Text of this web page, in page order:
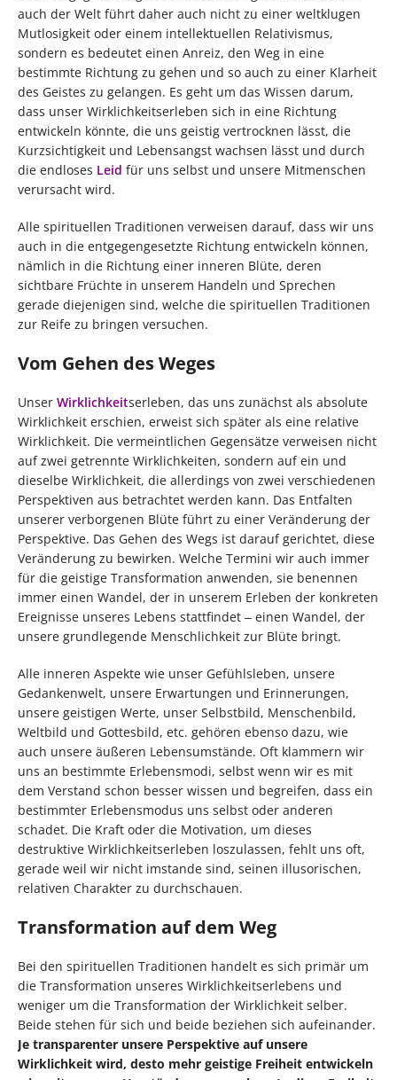
auch der Welt führt daher auch nicht zu einer weltklugen
Mutlosigkeit oder einem intellektuellen Relativismus,
sondern es bedeutet einen Anreiz, den Weg in eine
bestimmte Richtung zu gehen und so auch zu einer Klarheit
des Geistes zu gelangen. Es geht um das Wissen darum,
dass unser Wirklichkeitserleben sich in eine Richtung
entwickeln könnte, die uns geistig vertrocknen lässt, die
Kurzsichtigkeit und Lebensangst wachsen lässt und durch
die endloses Leid für uns selbst und unsere Mitmenschen
verursacht wird.
Alle spirituellen Traditionen verweisen darauf, dass wir uns
auch in die entgegengesetzte Richtung entwickeln können,
nämlich in die Richtung einer inneren Blüte, deren
sichtbare Früchte in unserem Handeln und Sprechen
gerade diejenigen sind, welche die spirituellen Traditionen
zur Reife zu bringen versuchen.
Vom Gehen des Weges
Unser Wirklichkeitserleben, das uns zunächst als absolute
Wirklichkeit erschien, erweist sich später als eine relative
Wirklichkeit. Die vermeintlichen Gegensätze verweisen nicht
auf zwei getrennte Wirklichkeiten, sondern auf ein und
dieselbe Wirklichkeit, die allerdings von zwei verschiedenen
Perspektiven aus betrachtet werden kann. Das Entfalten
unserer verborgenen Blüte führt zu einer Veränderung der
Perspektive. Das Gehen des Wegs ist darauf gerichtet, diese
Veränderung zu bewirken. Welche Termini wir auch immer
für die geistige Transformation anwenden, sie benennen
immer einen Wandel, der in unserem Erleben der konkreten
Ereignisse unseres Lebens stattfindet ‒ einen Wandel, der
unsere grundlegende Menschlichkeit zur Blüte bringt.
Alle inneren Aspekte wie unser Gefühlsleben, unsere
Gedankenwelt, unsere Erwartungen und Erinnerungen,
unsere geistigen Werte, unser Selbstbild, Menschenbild,
Weltbild und Gottesbild, etc. gehören ebenso dazu, wie
auch unsere äußeren Lebensumstände. Oft klammern wir
uns an bestimmte Erlebensmodi, selbst wenn wir es mit
dem Verstand schon besser wissen und begreifen, dass ein
bestimmter Erlebensmodus uns selbst oder anderen
schadet. Die Kraft oder die Motivation, um dieses
destruktive Wirklichkeitserleben loszulassen, fehlt uns oft,
gerade weil wir nicht imstande sind, seinen illusorischen,
relativen Charakter zu durchschauen.
Transformation auf dem Weg
Bei den spirituellen Traditionen handelt es sich primär um
die Transformation unseres Wirklichkeitserlebens und
weniger um die Transformation der Wirklichkeit selber.
Beide stehen für sich und beide beziehen sich aufeinander.
Je transparenter unsere Perspektive auf unsere
Wirklichkeit wird, desto mehr geistige Freiheit entwickeln